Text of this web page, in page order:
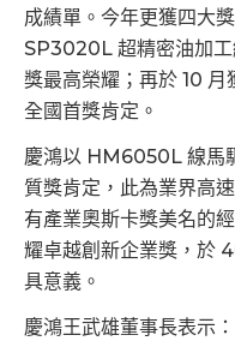
成績單。今年更獲四大
SP3020L 超精密油加
獎最高榮耀；再於 10
全國首獎肯定。
慶鴻以 HM6050L 線馬
質獎肯定，此為業界高
有產業奧斯卡獎美名的
耀卓越創新企業獎，於
具意義。
慶鴻王武雄董事長表示